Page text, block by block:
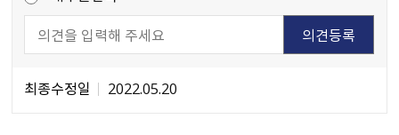
최종수정일 2022.05.20